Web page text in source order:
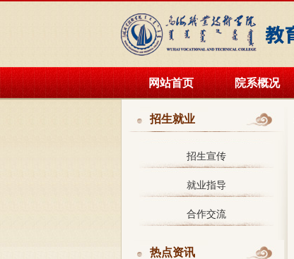
网站首页 院系概况
招生就业
招生宣传
就业指导
合作交流
热点资讯